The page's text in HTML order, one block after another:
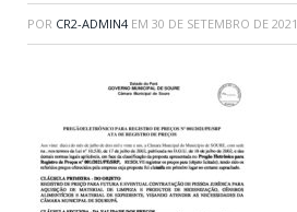
POR CR2-ADMIN4 EM 30 DE SETEMBRO DE 2021